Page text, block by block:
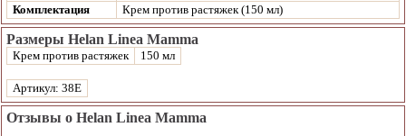
Комплектация
Крем против растяжек (150 мл)
Размеры Helan Linea Mamma
Крем против растяжек 150 мл
Артикул: 38E
Отзывы о Helan Linea Mamma